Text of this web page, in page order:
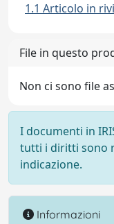
1.1 Articolo in
File in questo
Non ci sono file
I documenti in
tutti i diritti sono
indicazione.
Informazioni